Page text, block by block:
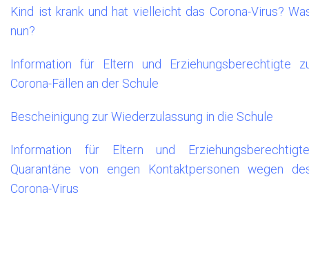
Kind ist krank und hat vielleicht das Corona-Virus?
nun?
Information für Eltern und Erziehungsberechtigte
Corona-Fällen an der Schule
Bescheinigung zur Wiederzulassung in die Schule
Information für Eltern und
Quarantäne von engen Kontaktpersonen wegen
Corona-Virus